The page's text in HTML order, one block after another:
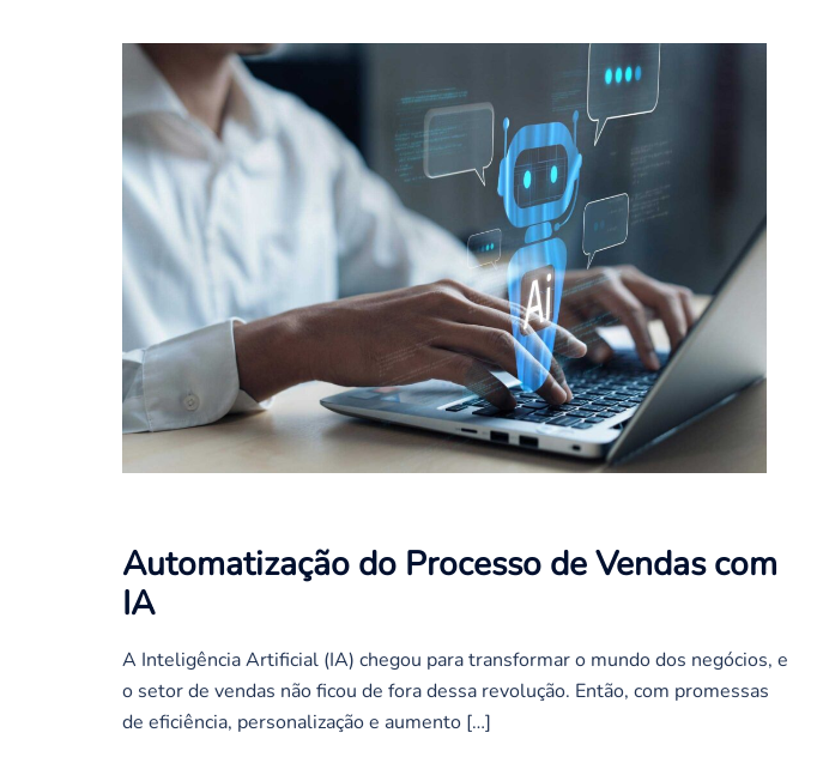
Automatização do Processo de Vendas com
IA
A Inteligência Artificial (IA) chegou para transformar o mundo dos negócios, e
o setor de vendas não ficou de fora dessa revolução. Então, com promessas
de eficiência, personalização e aumento […]